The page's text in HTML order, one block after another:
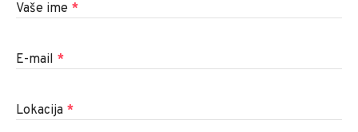
Vaše ime *
E-mail *
Lokacija *